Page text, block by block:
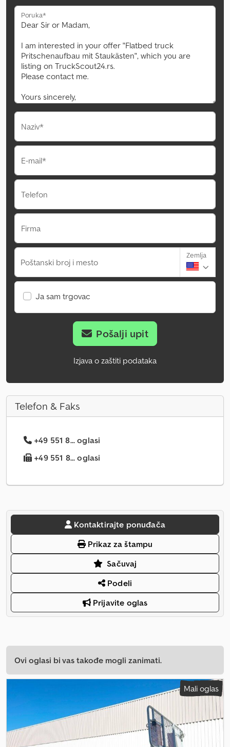
Poruka*
Naziv*
E-mail*
Telefon
Firma
Poštanski broj i mesto
Zemlja
Ja sam trgovac
Pošalji upit
Izjava o zaštiti podataka
Telefon & Faks
+49 551 8... oglasi
+49 551 8... oglasi
Kontaktirajte ponuđača
Prikaz za štampu
Sačuvaj
Podeli
Prijavite oglas
Ovi oglasi bi vas takođe mogli zanimati.
Mali oglas